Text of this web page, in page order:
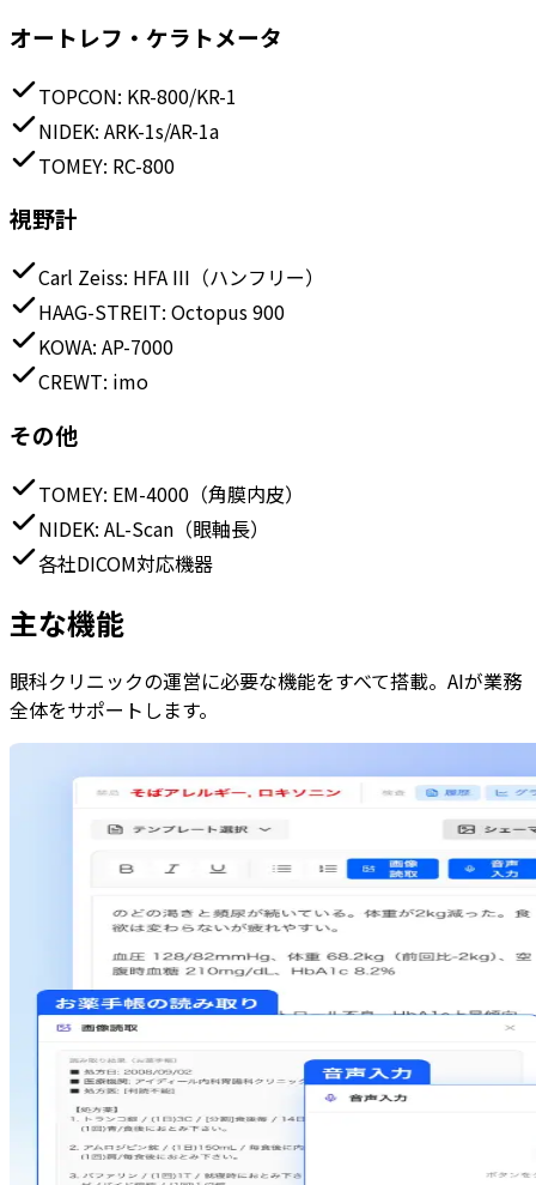
オートレフ・ケラトメータ
TOPCON: KR-800/KR-1
NIDEK: ARK-1s/AR-1a
TOMEY: RC-800
視野計
Carl Zeiss: HFA III（ハンフリー）
HAAG-STREIT: Octopus 900
KOWA: AP-7000
CREWT: imo
その他
TOMEY: EM-4000（角膜内皮）
NIDEK: AL-Scan（眼軸長）
各社DICOM対応機器
主な機能
眼科クリニックの運営に必要な機能をすべて搭載。AIが業務
全体をサポートします。